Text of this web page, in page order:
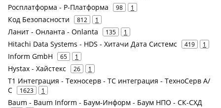
Росплатформа - Р-Платформа 98 1
Код Безопасности 812 1
Ланит - Онланта - Onlanta 135 1
Hitachi Data Systems - HDS - Хитачи Дата Системс 419 1
Inform GmbH 65 1
Hystax - Хайстекс 26 1
Т1 Интеграция - Техносерв - ТС интеграция - ТехноСерв А/
С
1623 1
Baum - Baum Inform - Баум-Информ - Баум НПО - СК-СХД